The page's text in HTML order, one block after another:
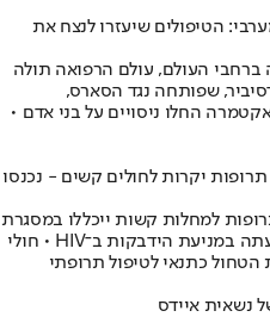
הטיפולים שיעזרו לנצח את
ברחבי העולם, עולם הרפואה תולה
שפותחה נגד הסארס,
החלו ניסויים על בני אדם •
בעקבות החשיפות ב"ישראל היום": 6 תרופות יקרות לחולים קשים - נכנסו
למחלות קשות ייכללו במסגרת
הסל לשנת 2020 • המדינה תתמוך מעתה במניעת הידבקות ב־HIV • חולי
כתנאי לטיפול תרופתי
נשאית איידס